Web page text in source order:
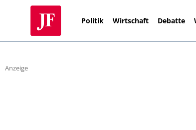
Politik Wirtschaft Debatte
Anzeige